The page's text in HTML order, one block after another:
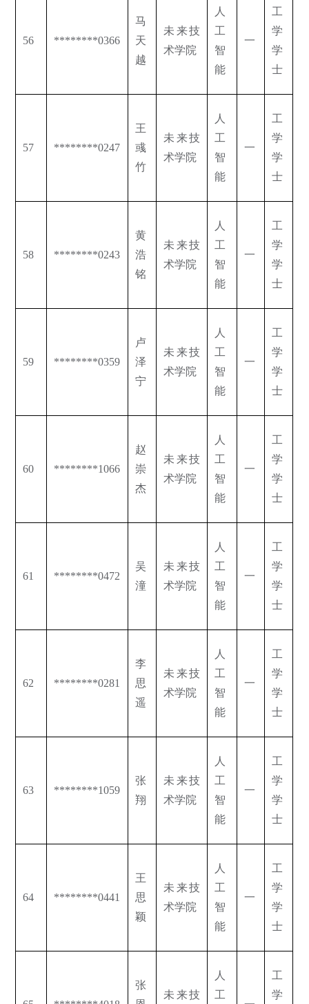
56 ********0366
马
天
越
未来技
术学院
人
工
智
能
一
工
学
学
士
57 ********0247
王
彧
竹
未来技
术学院
人
工
智
能
一
工
学
学
士
58 ********0243
黄
浩
铭
未来技
术学院
人
工
智
能
一
工
学
学
士
59 ********0359
卢
泽
宁
未来技
术学院
人
工
智
能
一
工
学
学
士
60 ********1066
赵
崇
杰
未来技
术学院
人
工
智
能
一
工
学
学
士
61 ********0472
吴
潼
未来技
术学院
人
工
智
能
一
工
学
学
士
62 ********0281
李
思
遥
未来技
术学院
人
工
智
能
一
工
学
学
士
63 ********1059
张
翔
未来技
术学院
人
工
智
能
一
工
学
学
士
64 ********0441
王
思
颖
未来技
术学院
人
工
智
能
一
工
学
学
士
张
未来技
人
工
工
学